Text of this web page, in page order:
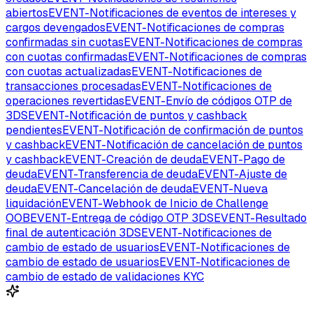
abiertosEVENT-Notificaciones de eventos de intereses y
cargos devengadosEVENT-Notificaciones de compras
confirmadas sin cuotasEVENT-Notificaciones de compras
con cuotas confirmadasEVENT-Notificaciones de compras
con cuotas actualizadasEVENT-Notificaciones de
transacciones procesadasEVENT-Notificaciones de
operaciones revertidasEVENT-Envío de códigos OTP de
3DSEVENT-Notificación de puntos y cashback
pendientesEVENT-Notificación de confirmación de puntos
y cashbackEVENT-Notificación de cancelación de puntos
y cashbackEVENT-Creación de deudaEVENT-Pago de
deudaEVENT-Transferencia de deudaEVENT-Ajuste de
deudaEVENT-Cancelación de deudaEVENT-Nueva
liquidaciónEVENT-Webhook de Inicio de Challenge
OOBEVENT-Entrega de código OTP 3DSEVENT-Resultado
final de autenticación 3DSEVENT-Notificaciones de
cambio de estado de usuariosEVENT-Notificaciones de
cambio de estado de usuariosEVENT-Notificaciones de
cambio de estado de validaciones KYC